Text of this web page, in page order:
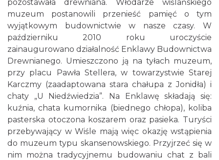
pozostawała drewniana. Włodarze wiślańskiego
muzeum postanowili przenieść pamięć o tym
wyjątkowym budownictwie w nasze czasy. W
październiku 2010 roku uroczyście
zainaugurowano działalność Enklawy Budownictwa
Drewnianego. Umieszczono ją na tyłach muzeum,
przy placu Pawła Stellera, w towarzystwie Starej
Karczmy (zaadaptowana stara chałupa z Jonidła) i
chaty „U Niedźwiedzia”. Na Enklawę składają się:
kuźnia, chata kumornika (biednego chłopa), koliba
pasterska otoczona koszarem oraz pasieka. Turyści
przebywający w Wiśle mają więc okazję wstąpienia
do muzeum typu skansenowskiego. Przyjrzeć się w
nim można tradycyjnemu budowaniu chat z bali